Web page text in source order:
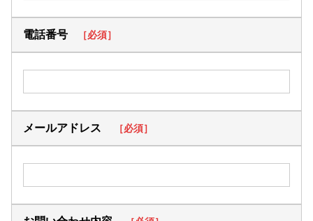
電話番号 ［必須］
メールアドレス ［必須］